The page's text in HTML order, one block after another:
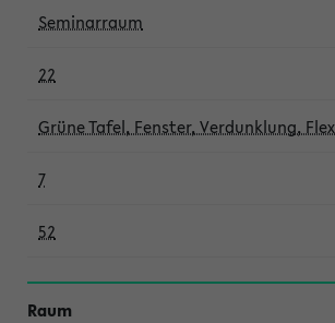
Seminarraum
22
Grüne Tafel, Fenster, Verdunklung,
7
52